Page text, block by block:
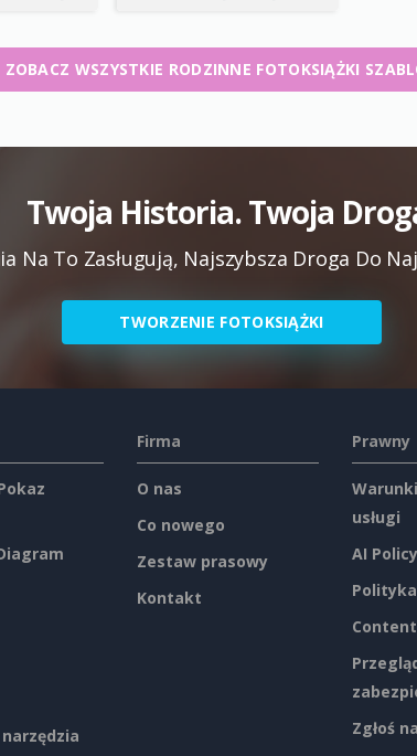
ZOBACZ WSZYSTKIE RODZINNE FOTOKSIĄŻKI
Twoja Historia. Twoja
Na To Zasługują, Najszybsza Droga Do
TWORZENIE FOTOKSIĄŻKI
Firma
O nas
Co nowego
Zestaw prasowy
Kontakt
Prawny
usługi
AI Policy
Zgłoś